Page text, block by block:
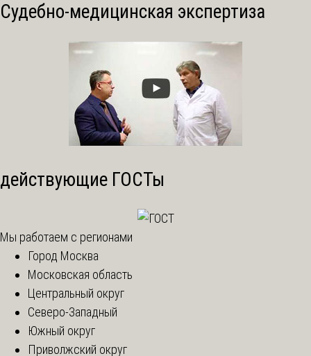
Судебно-медицинская экспертиза
действующие ГОСТы
Мы работаем с регионами
Город Москва
Московская область
Центральный округ
Северо-Западный
Южный округ
Приволжский округ